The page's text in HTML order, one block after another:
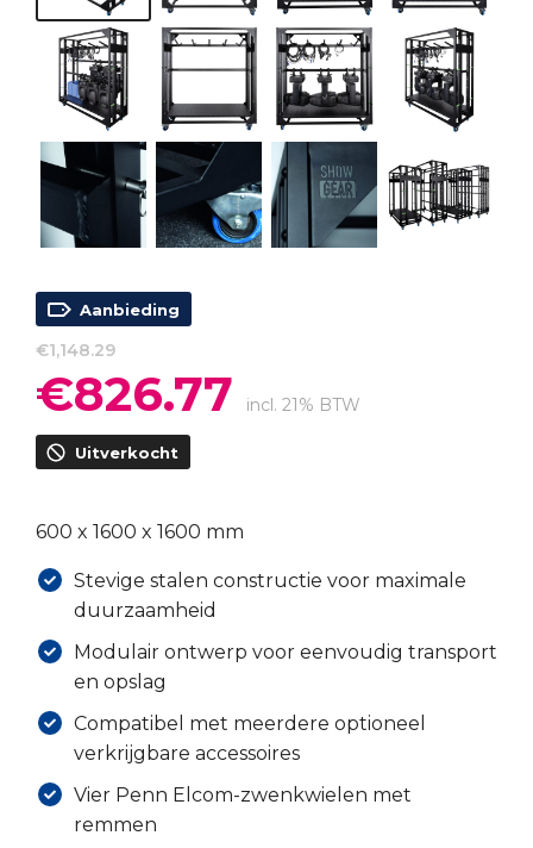
Aanbieding
€1,148.29
Oorspronkelijke
prijs
was:
€1,148.29.
€826.77 prijs
incl. 21% BTW
Uitverkocht
600 x 1600 x 1600 mm
Stevige stalen constructie voor maximale
duurzaamheid
Modulair ontwerp voor eenvoudig transport
en opslag
Compatibel met meerdere optioneel
verkrijgbare accessoires
Vier Penn Elcom-zwenkwielen met
remmen